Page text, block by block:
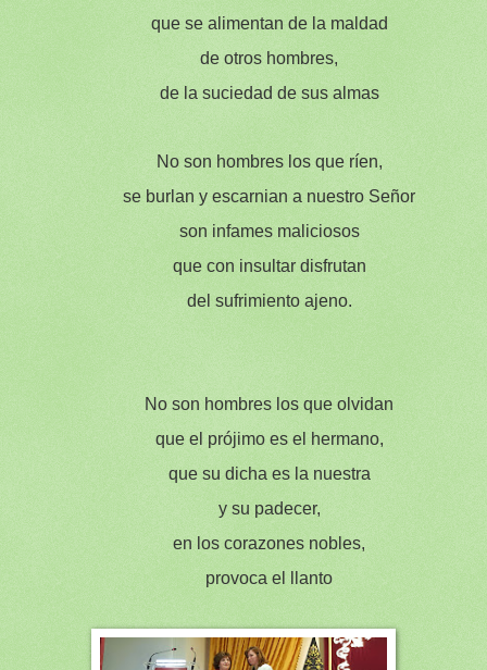
que se alimentan de la maldad
de otros hombres,
de la suciedad de sus almas
No son hombres los que ríen,
se burlan y escarnian a nuestro Señor
son infames maliciosos
que con insultar disfrutan
del sufrimiento ajeno.
No son hombres los que olvidan
que el prójimo es el hermano,
que su dicha es la nuestra
y su padecer,
en los corazones nobles,
provoca el llanto